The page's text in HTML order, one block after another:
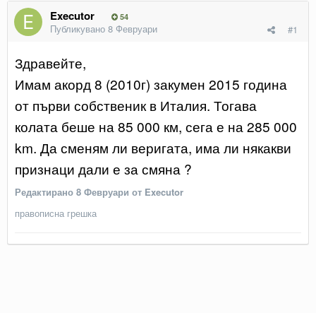
Executor 54
#1
Публикувано 8 Февруари
Здравейте,
Имам акорд 8 (2010г) закумен 2015 година
от първи собственик в Италия. Тогава
колата беше на 85 000 км, сега е на 285 000
km. Да сменям ли веригата, има ли някакви
признаци дали е за смяна ?
Редактирано 8 Февруари от Executor
правописна грешка